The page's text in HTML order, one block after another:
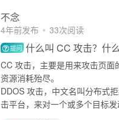
不念
4年前发布 33次阅读
提问 什么叫 CC 攻击？什
CC 攻击，主要是用来攻击页
资源消耗殆尽。
DDOS 攻击，中文名叫分布式
击平台，来对一个或多个目标发